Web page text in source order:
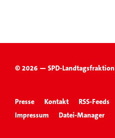
© 2026 — SPD-Landtagsfraktion
Presse Kontakt RSS-Feeds
Impressum
Datei-Manager